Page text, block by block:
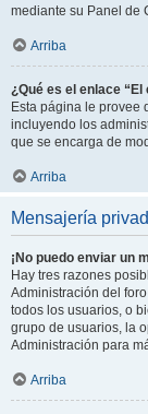
mediante su Panel de
Arriba
¿Qué es el enlace “El
Esta página le provee
incluyendo los
que se encarga de
Arriba
Mensajería
¡No puedo enviar un
Hay tres razones
Administración del
todos los usuarios, o
grupo de usuarios, la
Administración para
Arriba